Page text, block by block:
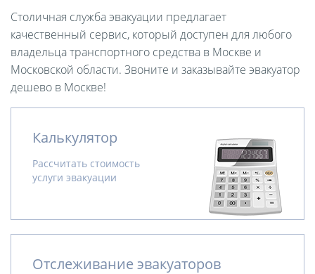
Столичная служба эвакуации предлагает
качественный сервис, который доступен для любого
владельца транспортного средства в Москве и
Московской области. Звоните и заказывайте эвакуатор
дешево в Москве!
Калькулятор
Рассчитать стоимость
услуги эвакуации
Отслеживание эвакуаторов